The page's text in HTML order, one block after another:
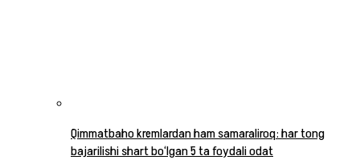
Qimmatbaho kremlardan ham samaraliroq: har tong
bajarilishi shart bo‘lgan 5 ta foydali odat